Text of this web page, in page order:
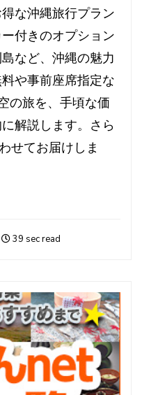
な沖縄旅行プラン
付きのオプション
など、沖縄の魅力
や事前座席指定な
の旅を、手頃な価
解説します。さら
せてお届けしま
39 sec read